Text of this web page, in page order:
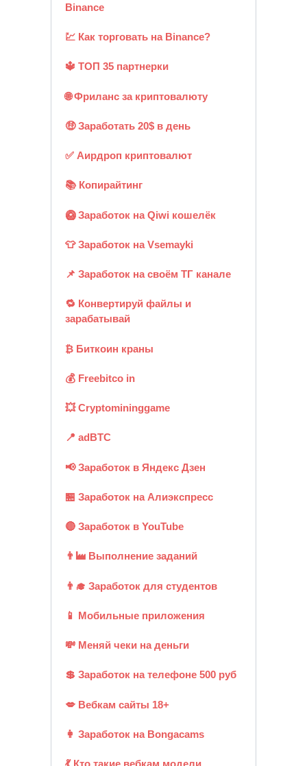
Binance
💹 Как торговать на Binance?
🔱 ТОП 35 партнерки
🌐 Фриланс за криптовалюту
🤑 Заработать 20$ в день
✅ Аирдроп криптовалют
📚 Копирайтинг
🥝 Заработок на Qiwi кошелёк
👕 Заработок на Vsemayki
📌 Заработок на своём ТГ канале
🔁 Конвертируй файлы и
зарабатывай
₿ Биткоин краны
💰 Freebitco in
💥 Cryptomininggame
📍 adBTC
📢 Заработок в Яндекс Дзен
🏪 Заработок на Алиэкспресс
🔴 Заработок в YouTube
👨‍🏭 Выполнение заданий
👨‍🎓 Заработок для студентов
📱 Мобильные приложения
💸 Меняй чеки на деньги
💲 Заработок на телефоне 500 руб
💋 Вебкам сайты 18+
👩 Заработок на Bongacams